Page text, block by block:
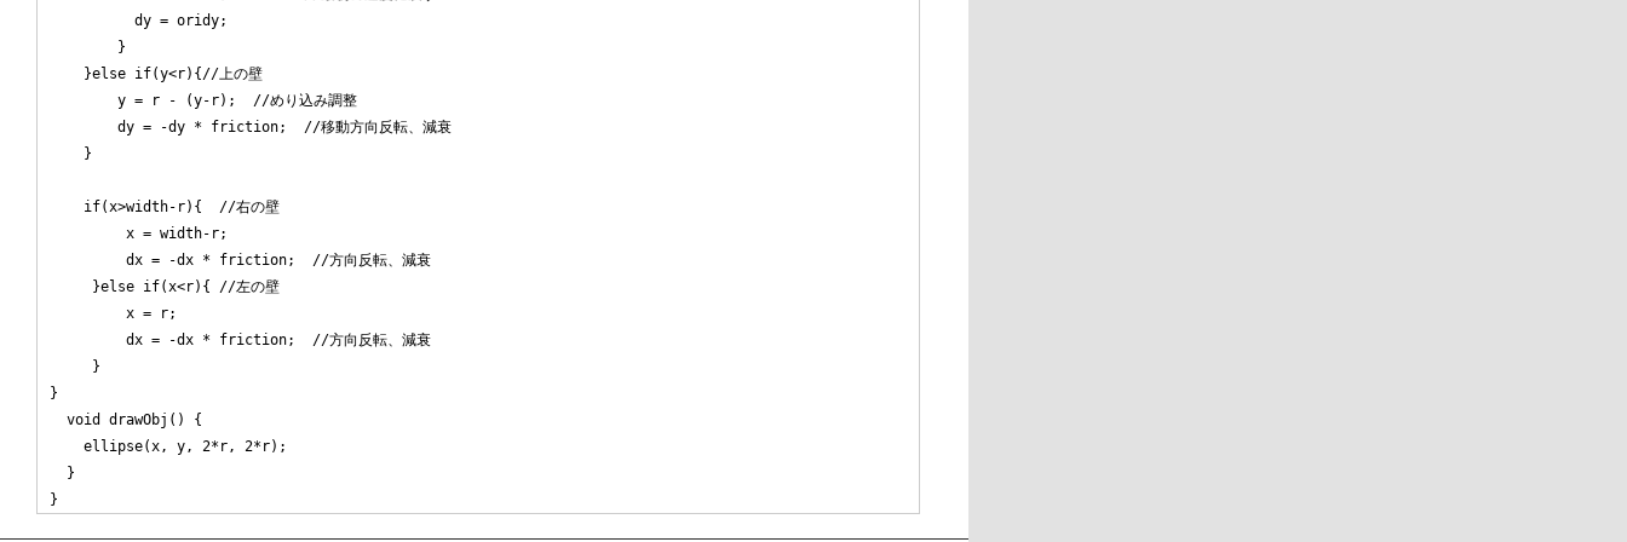
          dy = oridy;
        }
    }else if(y<r){//上の壁
        dy = -dy * friction;  //移動方向反転、減衰
    }
    if(x>width-r){  //右の壁
         x = width-r;
         dx = -dx * friction;  //方向反転、減衰
     }else if(x<r){ //左の壁
         x = r;
         dx = -dx * friction;  //方向反転、減衰
     }
}
  void drawObj() {
    ellipse(x, y, 2*r, 2*r);
  }